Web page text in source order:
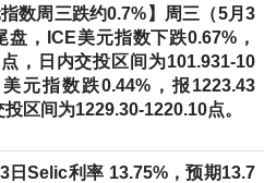
指数周三跌约0.7%】周三（5月3
盘，ICE美元指数下跌0.67%，
，日内交投区间为101.931-10
元指数跌0.44%，报1223.43
区间为1229.30-1220.10点。
日Selic利率 13.75%，预期13.7